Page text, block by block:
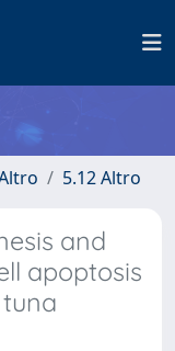
5.12 Altro
and
apoptosis